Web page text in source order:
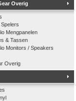
Overig
Mengpanelen
& Tassen
Monitors / Speakers
Overig